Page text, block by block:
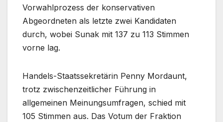
Vorwahlprozess der konservativen
Abgeordneten als letzte zwei Kandidaten
durch, wobei Sunak mit 137 zu 113 Stimmen
vorne lag.
Handels-Staatssekretärin Penny Mordaunt,
trotz zwischenzeitlicher Führung in
allgemeinen Meinungsumfragen, schied mit
105 Stimmen aus. Das Votum der Fraktion